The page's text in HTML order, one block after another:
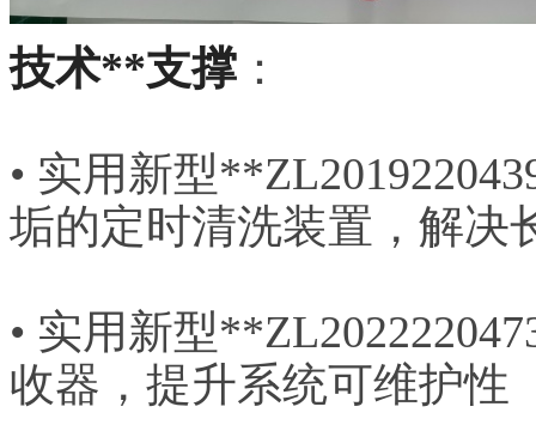
技术**支撑 ：
• 实用新型
垢的定时清洗装置，解决
• 实用新型
收器，提升系统可维护性